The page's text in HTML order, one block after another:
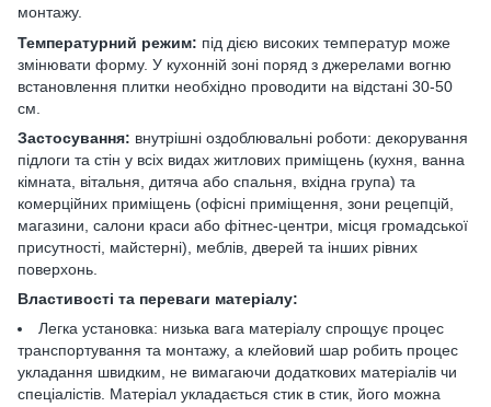
монтажу.
Температурний режим: під дією високих температур може
змінювати форму. У кухонній зоні поряд з джерелами вогню
встановлення плитки необхідно проводити на відстані 30-50
см.
Застосування: внутрішні оздоблювальні роботи: декорування
підлоги та стін у всіх видах житлових приміщень (кухня, ванна
кімната, вітальня, дитяча або спальня, вхідна група) та
комерційних приміщень (офісні приміщення, зони рецепцій,
магазини, салони краси або фітнес-центри, місця громадської
присутності, майстерні), меблів, дверей та інших рівних
поверхонь.
Властивості та переваги матеріалу:
Легка установка: низька вага матеріалу спрощує процес
транспортування та монтажу, а клейовий шар робить процес
укладання швидким, не вимагаючи додаткових матеріалів чи
спеціалістів. Матеріал укладається стик в стик, його можна